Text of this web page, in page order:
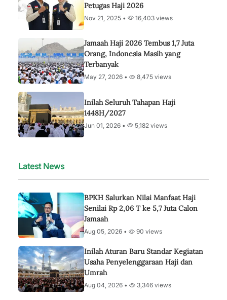
Petugas Haji 2026
Nov 21, 2025 • 16,403 views
Jamaah Haji 2026 Tembus 1,7 Juta
Orang, Indonesia Masih yang
Terbanyak
May 27, 2026 • 8,475 views
Inilah Seluruh Tahapan Haji
1448H/2027
Jun 01, 2026 • 5,182 views
Latest News
BPKH Salurkan Nilai Manfaat Haji
Senilai Rp 2,06 T ke 5,7 Juta Calon
Jamaah
Aug 05, 2026 • 90 views
Inilah Aturan Baru Standar Kegiatan
Usaha Penyelenggaraan Haji dan
Umrah
Aug 04, 2026 • 3,346 views